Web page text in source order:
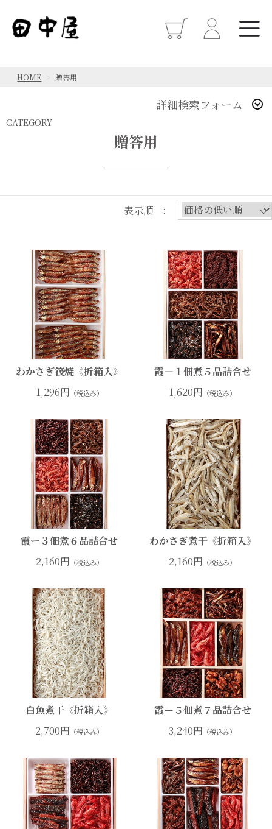
HOME 贈答用
詳細検索フォーム
CATEGORY
贈答用
表示順 :
わかさぎ筏焼《折箱入》
1,296円 （税込み）
霞―１佃煮５品詰合せ
1,620円 （税込み）
霞ー３佃煮６品詰合せ
2,160円 （税込み）
わかさぎ煮干《折箱入》
2,160円 （税込み）
白魚煮干《折箱入》
2,700円 （税込み）
霞ー５佃煮７品詰合せ
3,240円 （税込み）